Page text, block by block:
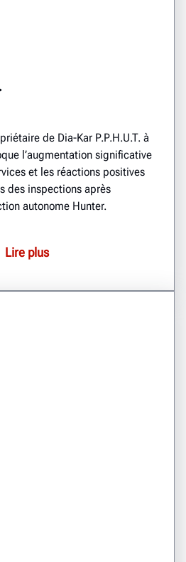
de Dia-Kar P.P.H.U.T. à
l’augmentation significative
et les réactions positives
des inspections après
autonome Hunter.
Lire plus